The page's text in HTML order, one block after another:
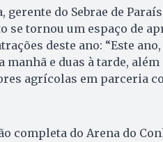
gerente do Sebrae de
se tornou um espaço de
deste ano: “Este
manhã e duas à tarde,
agrícolas em parceria
completa do Arena do